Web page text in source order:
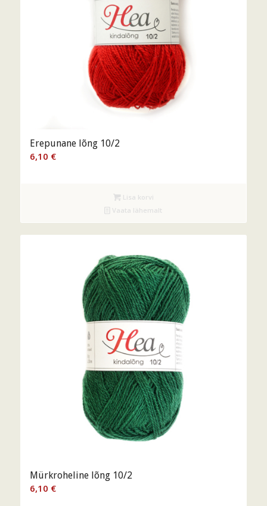
Erepunane lõng 10/2
6,10 €
Lisa korvi
Vaata lähemalt
Mürkroheline lõng 10/2
6,10 €